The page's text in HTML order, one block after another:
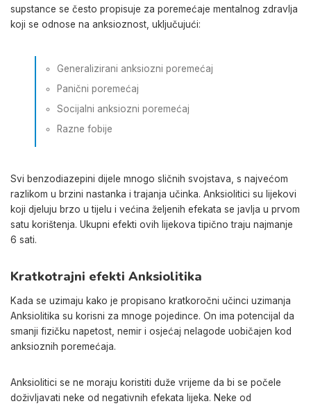
supstance se često propisuje za poremećaje mentalnog zdravlja
koji se odnose na anksioznost, uključujući:
Generalizirani anksiozni poremećaj
Panični poremećaj
Socijalni anksiozni poremećaj
Razne fobije
Svi benzodiazepini dijele mnogo sličnih svojstava, s najvećom
razlikom u brzini nastanka i trajanja učinka. Anksiolitici su lijekovi
koji djeluju brzo u tijelu i većina željenih efekata se javlja u prvom
satu korištenja. Ukupni efekti ovih lijekova tipično traju najmanje
6 sati.
Kratkotrajni efekti Anksiolitika
Kada se uzimaju kako je propisano kratkoročni učinci uzimanja
Anksiolitika su korisni za mnoge pojedince. On ima potencijal da
smanji fizičku napetost, nemir i osjećaj nelagode uobičajen kod
anksioznih poremećaja.
Anksiolitici se ne moraju koristiti duže vrijeme da bi se počele
doživljavati neke od negativnih efekata lijeka. Neke od